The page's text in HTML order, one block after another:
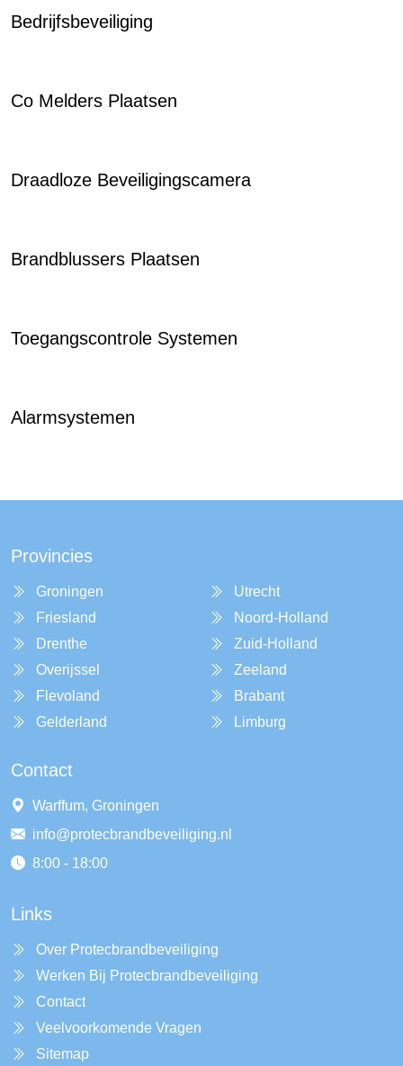
Bedrijfsbeveiliging
Co Melders Plaatsen
Draadloze Beveiligingscamera
Brandblussers Plaatsen
Toegangscontrole Systemen
Alarmsystemen
Provincies
Groningen
Friesland
Drenthe
Overijssel
Flevoland
Gelderland
Utrecht
Noord-Holland
Zuid-Holland
Zeeland
Brabant
Limburg
Contact
Warffum, Groningen
info@protecbrandbeveiliging.nl
8:00 - 18:00
Links
Over Protecbrandbeveiliging
Werken Bij Protecbrandbeveiliging
Contact
Veelvoorkomende Vragen
Sitemap